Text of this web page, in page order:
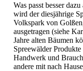
Was passt besser
wird der diesjährige
Volkspark von
ausgetragen (siehe
Jahre alten Bäumen
Spreewälder
Handwerk und
andere mit nach